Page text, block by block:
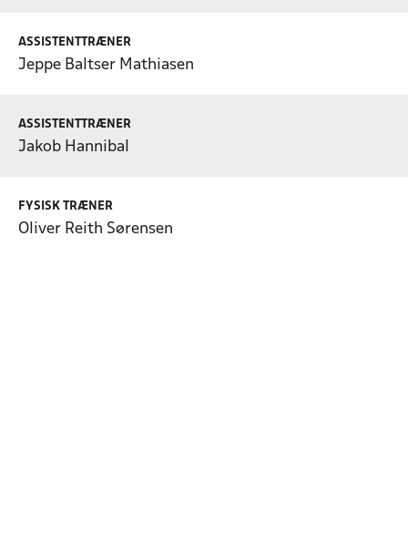
ASSISTENTTRÆNER
Jeppe Baltser Mathiasen
ASSISTENTTRÆNER
Jakob Hannibal
FYSISK TRÆNER
Oliver Reith Sørensen